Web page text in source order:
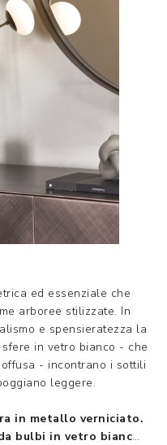
ed essenziale che
arboree stilizzate. In
e spensieratezza la
in vetro bianco - che
- incontrano i sottili
leggere.
in metallo verniciato.
bulbi in vetro bianco